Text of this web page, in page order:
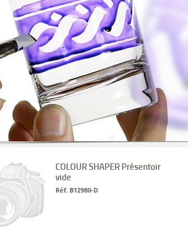
COLOUR SHAPER Présentoir
vide
Réf. B12980-D